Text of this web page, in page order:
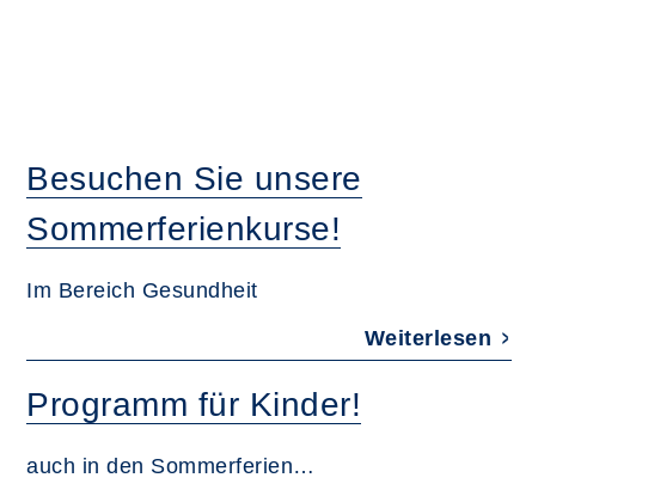
Besuchen Sie unsere
Sommerferienkurse!
Im Bereich Gesundheit
Weiterlesen
Programm für Kinder!
auch in den Sommerferien…